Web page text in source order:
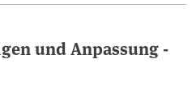
und Anpassung -